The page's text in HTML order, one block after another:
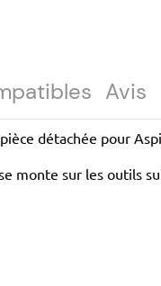
détachée pour
monte sur les outils
Avis